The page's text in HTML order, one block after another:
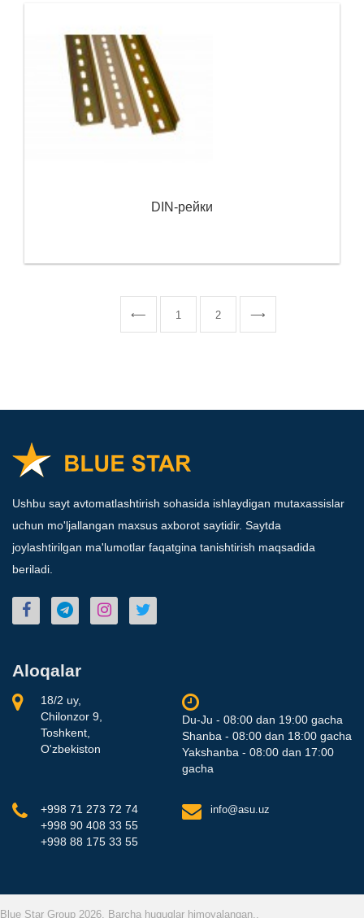
DIN-рейки
⟵ 1 2 ⟶
Ushbu sayt avtomatlashtirish sohasida ishlaydigan mutaxassislar
uchun mo'ljallangan maxsus axborot saytidir. Saytda
joylashtirilgan ma'lumotlar faqatgina tanishtirish maqsadida
beriladi.
Aloqalar
18/2 uy,
Chilonzor 9,
Toshkent,
O'zbekiston
Du-Ju - 08:00 dan 19:00 gacha
Shanba - 08:00 dan 18:00 gacha
Yakshanba - 08:00 dan 17:00
gacha
+998 71 273 72 74
+998 90 408 33 55
+998 88 175 33 55
info@asu.uz
Blue Star Group 2026. Barcha huquqlar himoyalangan..